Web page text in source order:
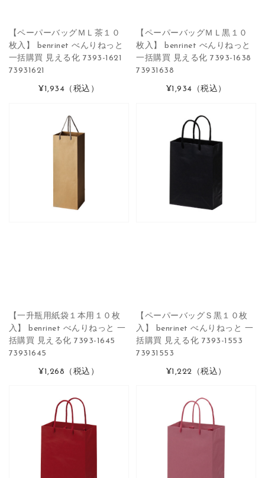
【ペーパーバッグＭＬ茶１０
枚入】 benrinet べんりねっと
一括購買 見える化 7393-1621
73931621
¥1,934 （税込）
【ペーパーバッグＭＬ黒１０
枚入】 benrinet べんりねっと
一括購買 見える化 7393-1638
73931638
¥1,934 （税込）
【一升瓶用紙袋１本用１０枚
入】 benrinet べんりねっと 一
括購買 見える化 7393-1645
73931645
¥1,268 （税込）
【ペーパーバッグＳ黒１０枚
入】 benrinet べんりねっと 一
括購買 見える化 7393-1553
73931553
¥1,222 （税込）